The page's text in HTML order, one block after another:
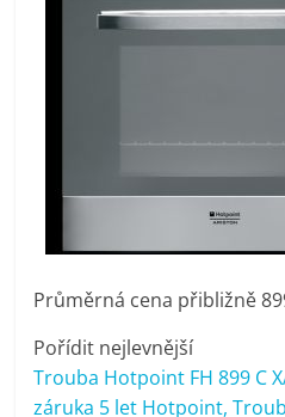
pračky,
notebooky,
mobilní
telefony,
Průměrná cena přibližně
Pořídit nejlevnější
Trouba Hotpoint FH 899 C
záruka 5 let Hotpoint,